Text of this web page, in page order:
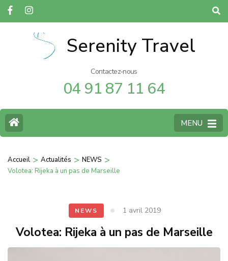
Serenity Travel
Contactez-nous
04 91 87 11 64
MENU
Accueil > Actualités > NEWS >
Volotea: Rijeka à un pas de Marseille
NEWS 1 avril 2019
Volotea: Rijeka à un pas de Marseille